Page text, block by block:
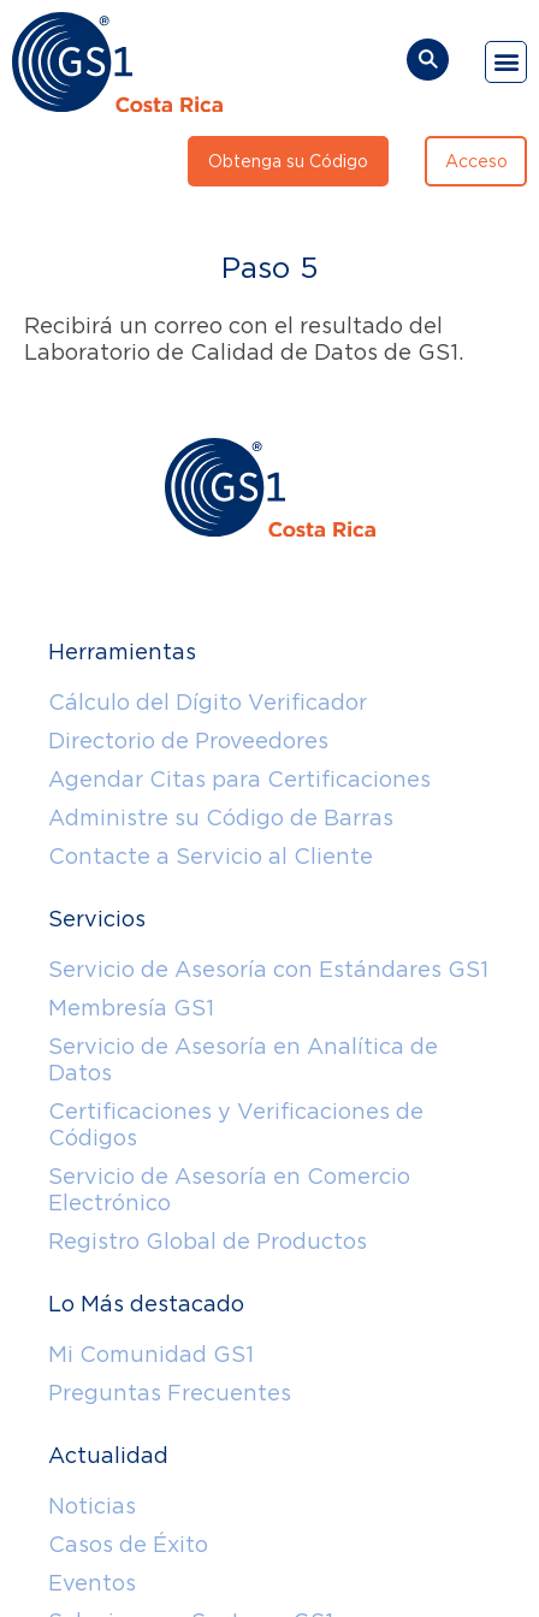
Obtenga su Código Acceso
Paso 5
Recibirá un correo con el resultado del
Laboratorio de Calidad de Datos de GS1.
Herramientas
Cálculo del Dígito Verificador
Directorio de Proveedores
Agendar Citas para Certificaciones
Administre su Código de Barras
Contacte a Servicio al Cliente
Servicios
Servicio de Asesoría con Estándares GS1
Membresía GS1
Servicio de Asesoría en Analítica de
Datos
Certificaciones y Verificaciones de
Códigos
Servicio de Asesoría en Comercio
Electrónico
Registro Global de Productos
Lo Más destacado
Mi Comunidad GS1
Preguntas Frecuentes
Actualidad
Noticias
Casos de Éxito
Eventos